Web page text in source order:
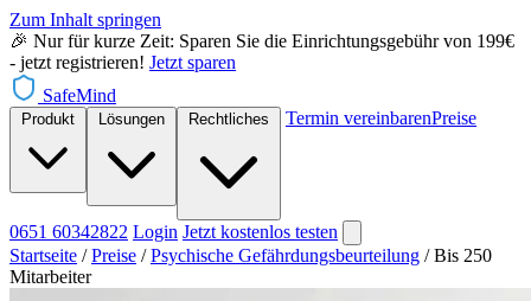
Zum Inhalt springen
🎉 Nur für kurze Zeit: Sparen Sie die Einrichtungsgebühr von 199€
- jetzt registrieren! Jetzt sparen
SafeMind
Termin vereinbarenPreise
0651 60342822 Login Jetzt kostenlos testen
Startseite / Preise / Psychische Gefährdungsbeurteilung / Bis 250
Mitarbeiter